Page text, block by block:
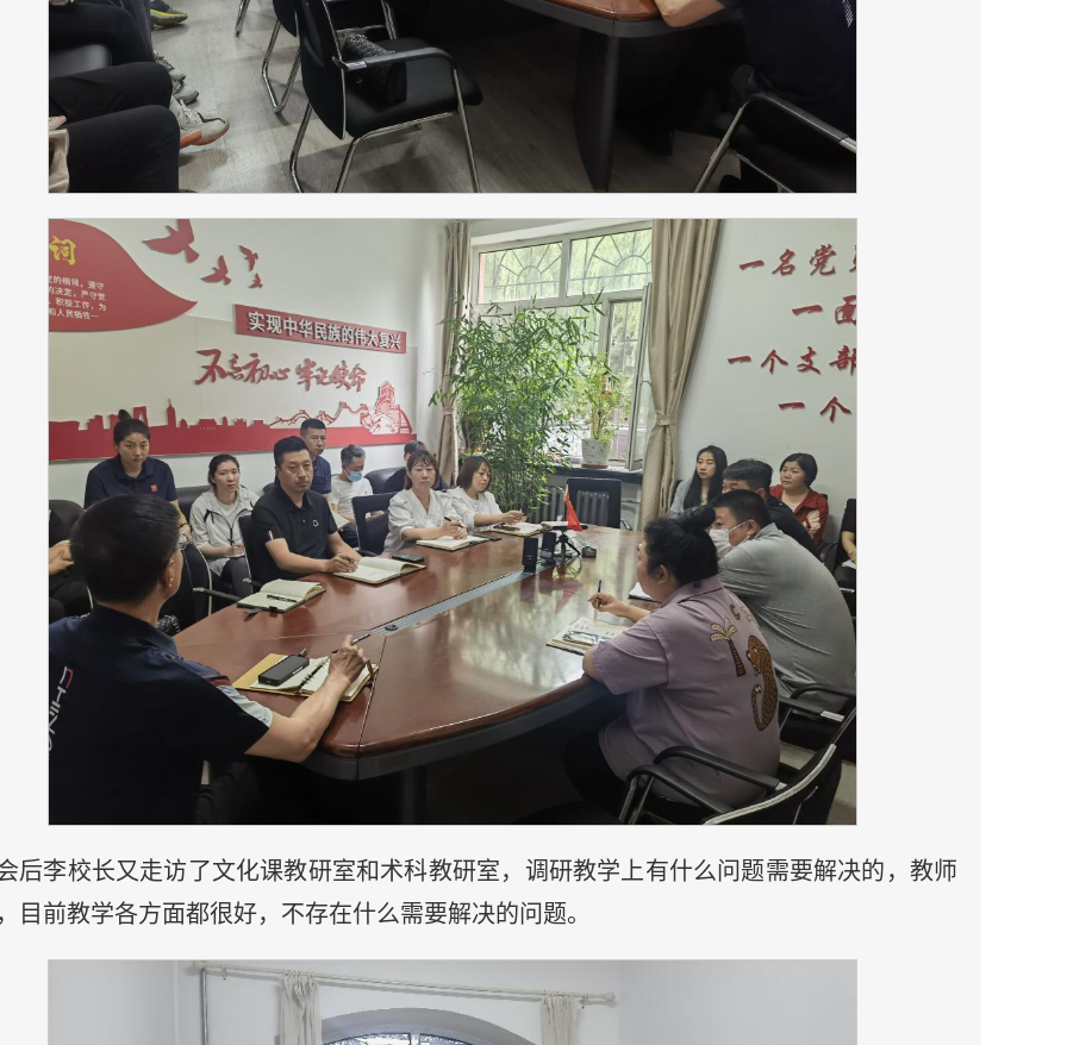
后李校长又走访了文化课教研室和术科教研室，调研教学上有什么问题需要解决的，教师
目前教学各方面都很好，不存在什么需要解决的问题。